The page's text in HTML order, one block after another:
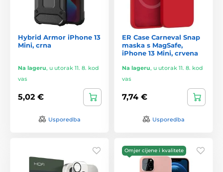
Hybrid Armor iPhone 13
Mini, crna
Na lageru, u utorak 11. 8. kod
vas
5,02 €
Usporedba
ER Case Carneval Snap
maska s MagSafe,
iPhone 13 Mini, crvena
Na lageru, u utorak 11. 8. kod
vas
7,74 €
Usporedba
Omjer cijene i kvalitete